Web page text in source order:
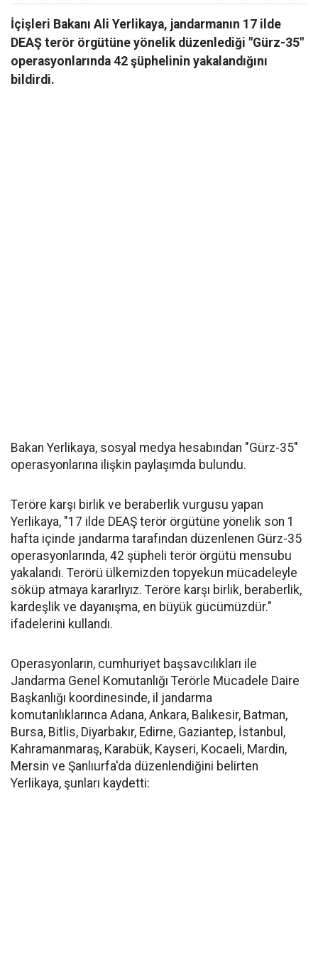
İçişleri Bakanı Ali Yerlikaya, jandarmanın 17 ilde
DEAŞ terör örgütüne yönelik düzenlediği "Gürz-35"
operasyonlarında 42 şüphelinin yakalandığını
bildirdi.
Bakan Yerlikaya, sosyal medya hesabından "Gürz-35"
operasyonlarına ilişkin paylaşımda bulundu.
Teröre karşı birlik ve beraberlik vurgusu yapan
Yerlikaya, "17 ilde DEAŞ terör örgütüne yönelik son 1
hafta içinde jandarma tarafından düzenlenen Gürz-35
operasyonlarında, 42 şüpheli terör örgütü mensubu
yakalandı. Terörü ülkemizden topyekun mücadeleyle
söküp atmaya kararlıyız. Teröre karşı birlik, beraberlik,
kardeşlik ve dayanışma, en büyük gücümüzdür."
ifadelerini kullandı.
Operasyonların, cumhuriyet başsavcılıkları ile
Jandarma Genel Komutanlığı Terörle Mücadele Daire
Başkanlığı koordinesinde, il jandarma
komutanlıklarınca Adana, Ankara, Balıkesir, Batman,
Bursa, Bitlis, Diyarbakır, Edirne, Gaziantep, İstanbul,
Kahramanmaraş, Karabük, Kayseri, Kocaeli, Mardin,
Mersin ve Şanlıurfa'da düzenlendiğini belirten
Yerlikaya, şunları kaydetti: